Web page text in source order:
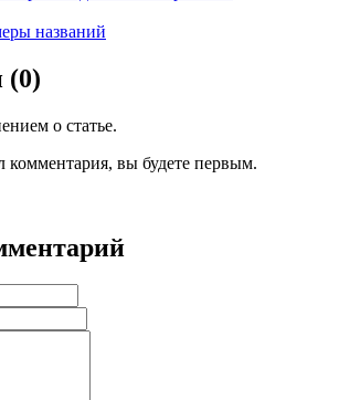
названий
(0)
о статье.
комментария, вы будете первым.